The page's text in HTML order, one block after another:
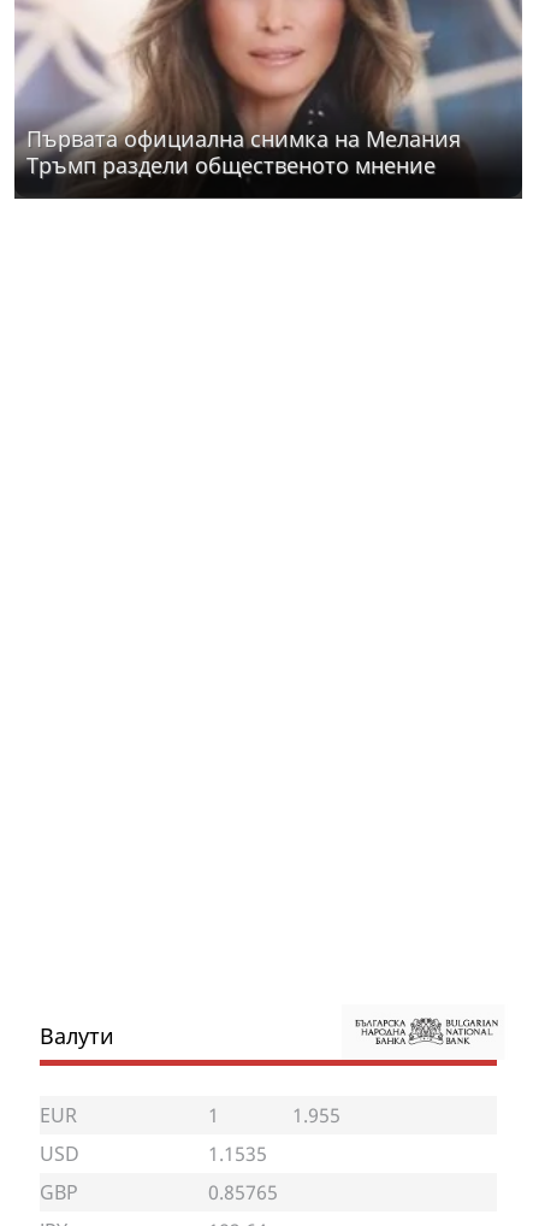
Първата официална снимка на Мелания
Тръмп раздели общественото мнение
Валути
EUR 1
1.955
USD
1.1535
GBP
0.85765